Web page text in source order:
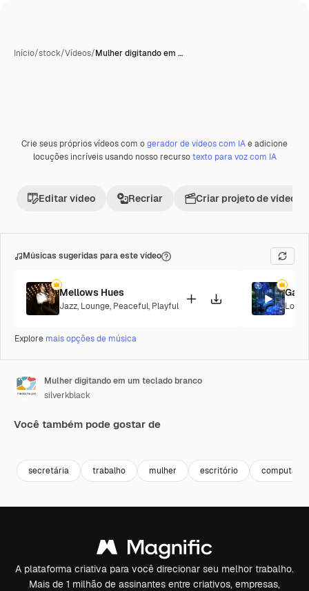
Início/stock/Vídeos/Mulher digitando em …
Premium
Crie seus próprios vídeos com ogerador de vídeos com IAe adicione
locuções incríveis usando nosso recursotexto para voz com IA
Editar vídeo Recriar Criar projeto de vídeo
Músicas sugeridas para este vídeo
Mellows Hues
Jazz, Lounge, Peaceful, Playful
Explore mais opções de música
Mulher digitando em um teclado branco
silverkblack
Você também pode gostar de
secretária trabalho mulher escritório computador
A plataforma criativa para você direcionar seu melhor trabalho.
Mais de 1 milhão de assinantes entre criativos, empresas,